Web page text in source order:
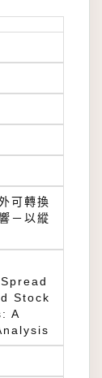
可轉換
－以縱
Stock
A